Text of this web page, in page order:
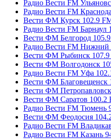
Радио Вести FM
Радио Вести FM
Вести ФМ Курск 102.9
Радио Вести FM Барнаул
Вести ФМ Белгород
Радио Вести FM Нижний
Вести ФМ Рыбинск 107.9
Вести ФМ Волгодонск
Радио Вести FM Уфа
Вести ФМ Благовещенск
Вести ФМ
Вести ФМ Саратов 100.2
Радио Вести FM Тюмень
Вести ФМ Феодосия
Радио Вести FM
Радио Вести FM Казань